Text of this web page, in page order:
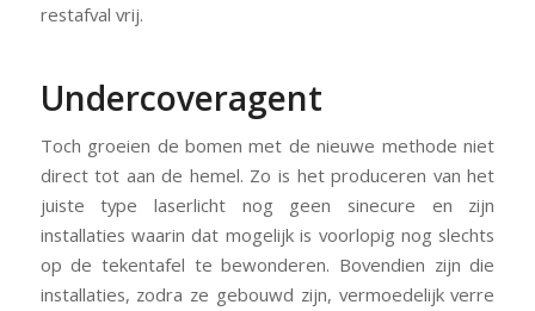
restafval vrij.
Undercoveragent
Toch groeien de bomen met de nieuwe methode niet
direct tot aan de hemel. Zo is het produceren van het
juiste type laserlicht nog geen sinecure en zijn
installaties waarin dat mogelijk is voorlopig nog slechts
op de tekentafel te bewonderen. Bovendien zijn die
installaties, zodra ze gebouwd zijn, vermoedelijk verre